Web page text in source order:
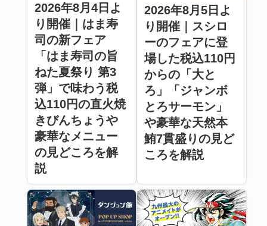
2026年8月4日よ
り開催｜はま寿
司の新フェア
「はま寿司の旨
ねた夏祭り 第3
弾」で味わう税
込110円の直火焼
きびんちょうや
豪華なメニュー
の見どころを解
説
2026年8月5日よ
り開催｜スシロ
ーのフェアに登
場した税込110円
からの「大と
ろ」「ジャンボ
とろサーモン」
や豪華な天然本
鮪7貫盛りの見ど
ころを解説